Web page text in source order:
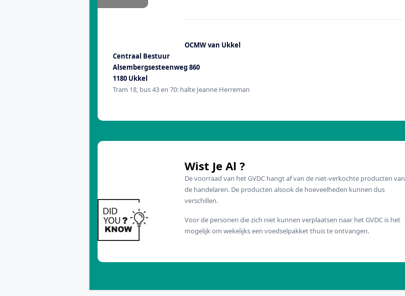
OCMW van Ukkel
Centraal Bestuur
Alsembergsesteenweg 860
1180 Ukkel
Tram 18, bus 43 en 70: halte Jeanne Herreman
Wist Je Al ?
De voorraad van het GVDC hangt af van de niet-verkochte producten van
de handelaren. De producten alsook de hoeveelheden kunnen dus
verschillen.
Voor de personen die zich niet kunnen verplaatsen naar het GVDC is het
mogelijk om wekelijks een voedselpakket thuis te ontvangen.